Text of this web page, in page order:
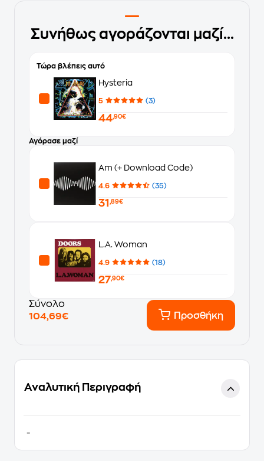
Συνήθως αγοράζονται μαζί...
Τώρα βλέπεις αυτό
Hysteria
5 (3)
44,90€
Αγόρασε μαζί
Am (+ Download Code)
4.6 (35)
31 ,89€
L.A. Woman
4.9 (18)
27,90€
Σύνολο
104,69€
Προσθήκη
Αναλυτική Περιγραφή
-